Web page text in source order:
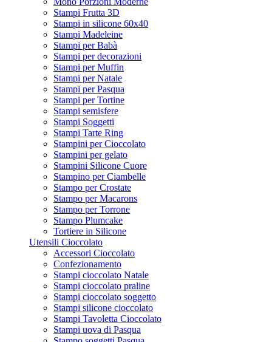
Stampi Frutta 3D
Stampi in silicone 60x40
Stampi Madeleine
Stampi per Babà
Stampi per decorazioni
Stampi per Muffin
Stampi per Natale
Stampi per Pasqua
Stampi per Tortine
Stampi semisfere
Stampi Soggetti
Stampi Tarte Ring
Stampini per Cioccolato
Stampini per gelato
Stampini Silicone Cuore
Stampino per Ciambelle
Stampo per Crostate
Stampo per Macarons
Stampo per Torrone
Stampo Plumcake
Tortiere in Silicone
Utensili Cioccolato
Accessori Cioccolato
Confezionamento
Stampi cioccolato Natale
Stampi cioccolato praline
Stampi cioccolato soggetto
Stampi silicone cioccolato
Stampi Tavoletta Cioccolato
Stampi uova di Pasqua